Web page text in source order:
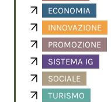
ECONOMIA
INNOVAZIONE
PROMOZIONE
SISTEMA IG
SOCIALE
TURISMO